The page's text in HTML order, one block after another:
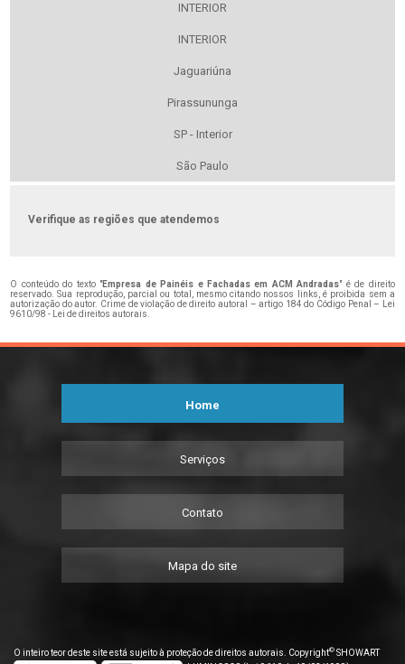
INTERIOR
INTERIOR
Jaguariúna
Pirassununga
SP - Interior
São Paulo
Verifique as regiões que atendemos
O conteúdo do texto "Empresa de Painéis e Fachadas em ACM Andradas" é de direito
reservado. Sua reprodução, parcial ou total, mesmo citando nossos links, é proibida sem a
autorização do autor. Crime de violação de direito autoral – artigo 184 do Código Penal –
Lei
9610/98 - Lei de direitos autorais
Home
Serviços
Contato
Mapa do site
O inteiro teor deste site está sujeito à proteção de direitos autorais. Copyright© SHOWART